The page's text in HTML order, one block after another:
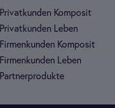
Pri­vat­kun­den Kom­po­sit
Pri­vat­kun­den Leben
Fir­men­kun­den Kom­po­sit
Fir­men­kun­den Leben
Part­ner­pro­dukte